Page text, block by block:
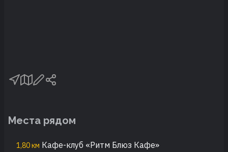
Места рядом
1,80 км Кафе-клуб «Ритм Блюз Кафе»